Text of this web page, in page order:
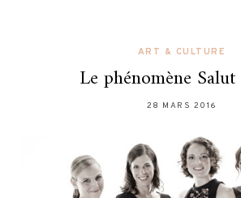
ART & CULTURE
Le phénomène
28 MARS 2016